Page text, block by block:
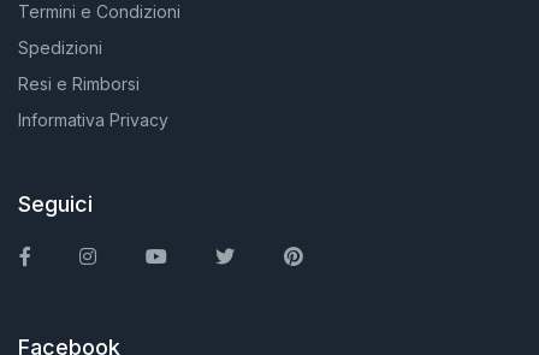
Termini e Condizioni
Spedizioni
Resi e Rimborsi
Informativa Privacy
Seguici
FacebookInstagramYou TubeTwitter Pinterest
Facebook